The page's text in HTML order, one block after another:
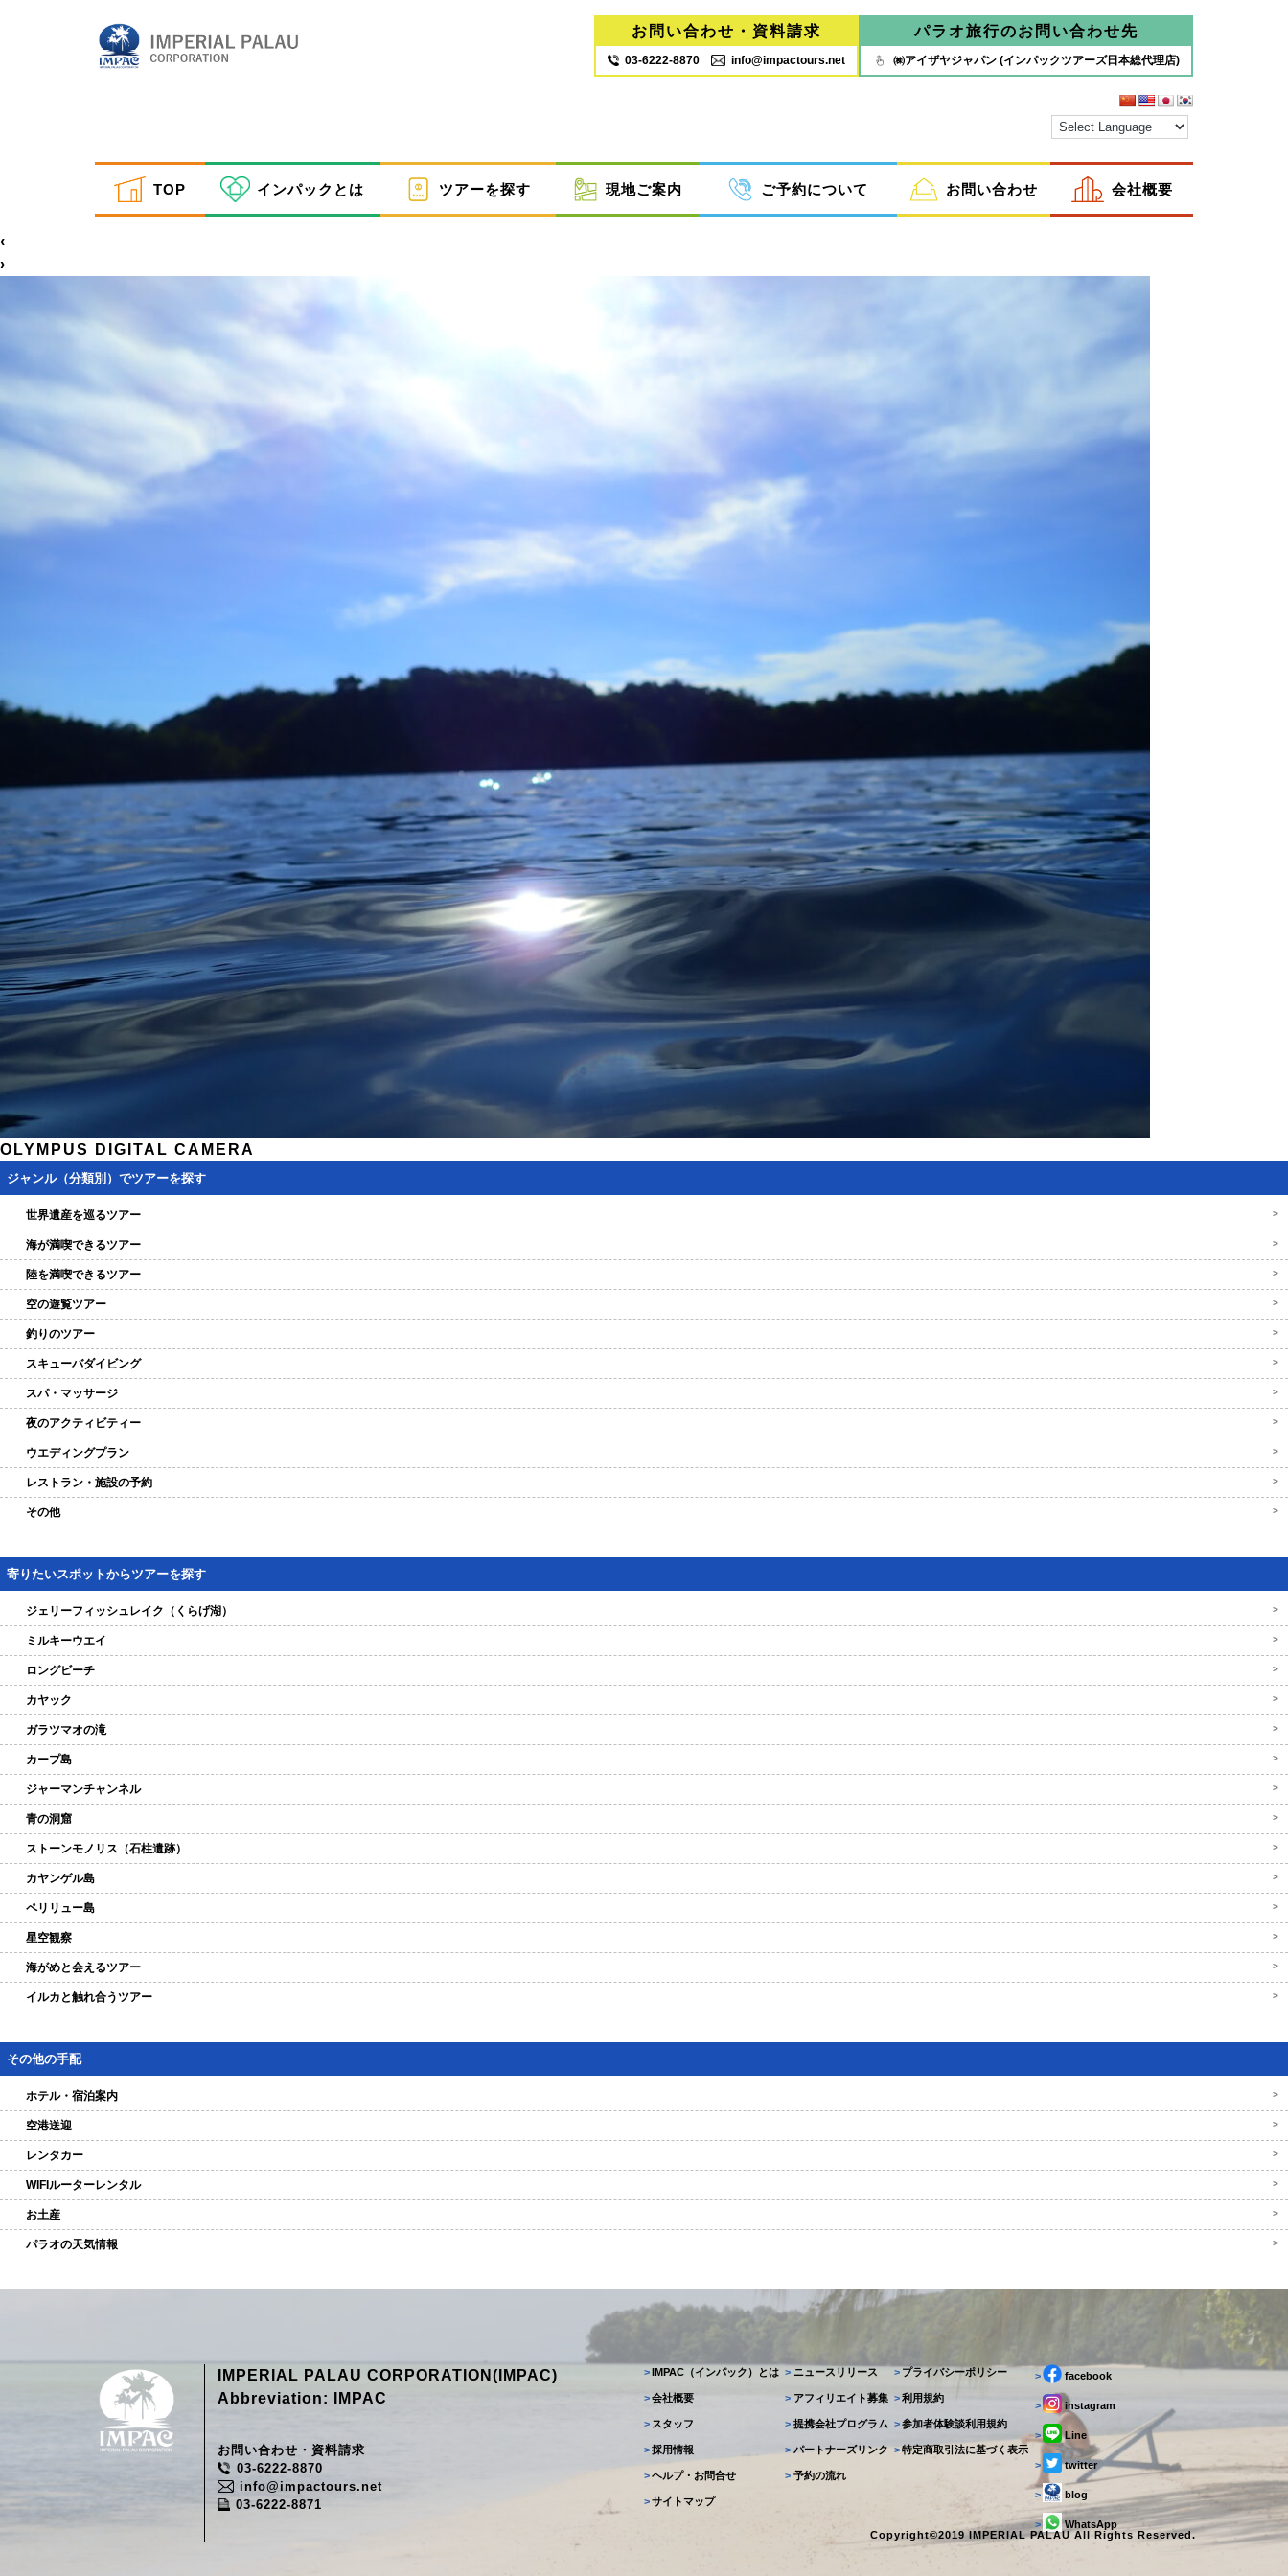
お問い合わせ・資料請求
03‐6222‐8870 info@impactours.net
パラオ旅行のお問い合わせ先
㈱アイザヤジャパン (インパックツアーズ日本総代理店)
TOP インパックとは ツアーを探す 現地ご案内 ご予約について お問い合わせ 会社概要
|
2023年2月22日
Return to OLYMPUS DIGITAL CAMERA
‹
›
OLYMPUS DIGITAL CAMERA
ジャンル（分類別）でツアーを探す
世界遺産を巡るツアー >
海が満喫できるツアー >
陸を満喫できるツアー >
空の遊覧ツアー >
釣りのツアー >
スキューバダイビング >
スパ・マッサージ >
夜のアクティビティー >
ウエディングプラン >
レストラン・施設の予約 >
その他 >
寄りたいスポットからツアーを探す
ジェリーフィッシュレイク（くらげ湖） >
ミルキーウエイ >
ロングビーチ >
カヤック >
ガラツマオの滝 >
カープ島 >
ジャーマンチャンネル >
青の洞窟 >
ストーンモノリス（石柱遺跡） >
カヤンゲル島 >
ペリリュー島 >
星空観察 >
海がめと会えるツアー >
イルカと触れ合うツアー >
その他の手配
ホテル・宿泊案内 >
空港送迎 >
レンタカー >
WIFIルーターレンタル >
お土産 >
パラオの天気情報 >
IMPERIAL PALAU CORPORATION(IMPAC)
Abbreviation: IMPAC
お問い合わせ・資料請求
03-6222-8870
info@impactours.net
03-6222-8871
> IMPAC（インパック）とは
>会社概要
> スタッフ
>採用情報
>ヘルプ・お問合せ
>サイトマップ
> ニュースリリース
> アフィリエイト募集
> 提携会社プログラム
> パートナーズリンク
> 予約の流れ
> プライバシーポリシー
>利用規約
>参加者体験談利用規約
>特定商取引法に基づく表示
> facebook
> instagram
> Line
> twitter
> blog
>
WhatsApp
Copyright©2019 IMPERIAL PALAU All Rights Reserved.